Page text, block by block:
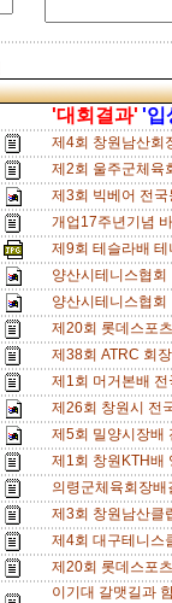
'대회결과' '입
제4회 창원남산회
제2회 울주군체육
제3회 빅베어 전
개업17주년기념
제9회 테슬라배
양산시테니스협
양산시테니스협
제20회 롯데스포
제38회 ATRC 회
제1회 머거본배
제26회 창원시 전
제5회 밀양시장
제1회 창원KTH배
의령군체육회장
제3회 창원남산클
제4회 대구테니
제20회 롯데스포
이기대 갈맷길과